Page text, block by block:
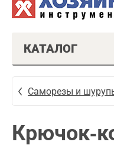
КАТАЛОГ
Саморезы и
Крючок-